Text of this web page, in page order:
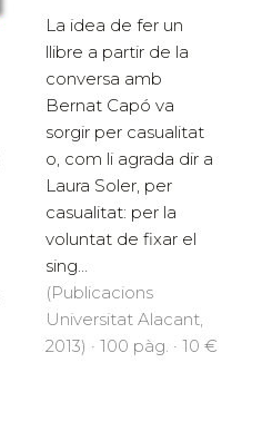
La idea de fer un
llibre a partir de la
conversa amb
Bernat Capó va
sorgir per casualitat
o, com li agrada dir a
Laura Soler, per
casualitat: per la
voluntat de fixar el
sing...
(Publicacions
Universitat Alacant,
2013) · 100 pàg. · 10 €